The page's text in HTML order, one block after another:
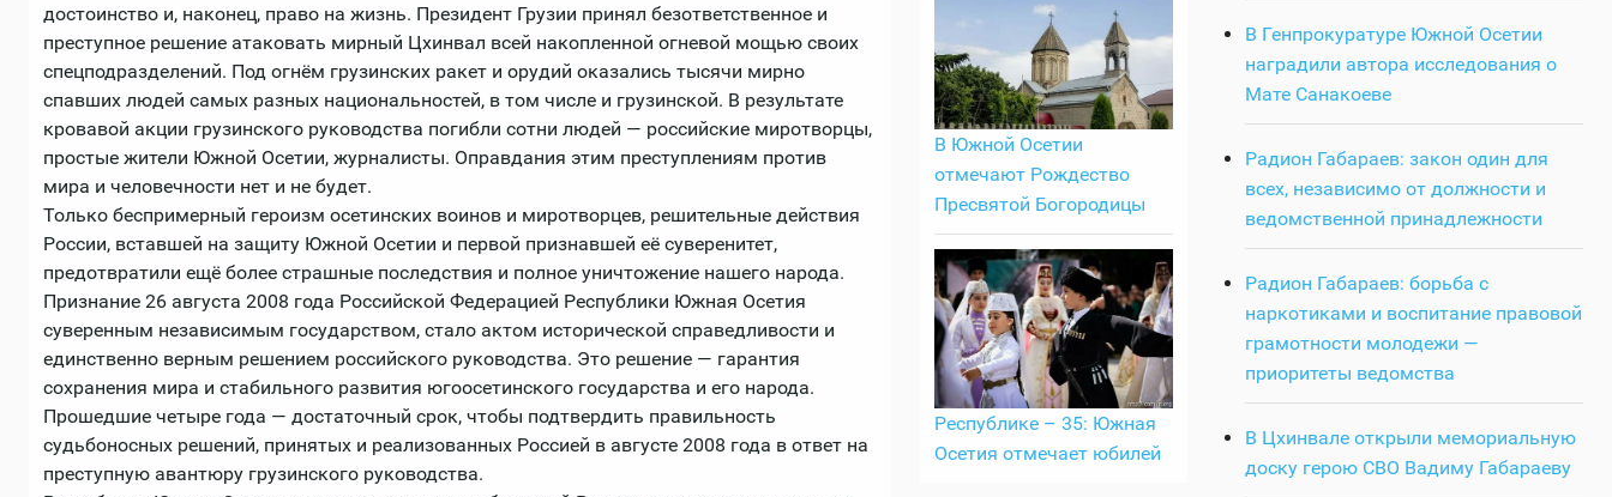
достоинство и, наконец, право на жизнь. Президент Грузии принял безответственное и
преступное решение атаковать мирный Цхинвал всей накопленной огневой мощью своих
спецподразделений. Под огнём грузинских ракет и орудий оказались тысячи мирно
спавших людей самых разных национальностей, в том числе и грузинской. В результате
кровавой акции грузинского руководства погибли сотни людей ― российские миротворцы,
простые жители Южной Осетии, журналисты. Оправдания этим преступлениям против
мира и человечности нет и не будет.
Только беспримерный героизм осетинских воинов и миротворцев, решительные действия
России, вставшей на защиту Южной Осетии и первой признавшей её суверенитет,
предотвратили ещё более страшные последствия и полное уничтожение нашего народа.
Признание 26 августа 2008 года Российской Федерацией Республики Южная Осетия
суверенным независимым государством, стало актом исторической справедливости и
единственно верным решением российского руководства. Это решение ― гарантия
сохранения мира и стабильного развития югоосетинского государства и его народа.
Прошедшие четыре года ― достаточный срок, чтобы подтвердить правильность
судьбоносных решений, принятых и реализованных Россией в августе 2008 года в ответ на
преступную авантюру грузинского руководства.
В Южной Осетии
отмечают Рождество
Пресвятой Богородицы
Республике – 35: Южная
Осетия отмечает юбилей
В Генпрокуратуре Южной Осетии
наградили автора исследования о
Мате Санакоеве
Радион Габараев: закон один для
всех, независимо от должности и
ведомственной принадлежности
Радион Габараев: борьба с
наркотиками и воспитание правовой
грамотности молодежи —
приоритеты ведомства
В Цхинвале открыли мемориальную
доску герою СВО Вадиму Габараеву